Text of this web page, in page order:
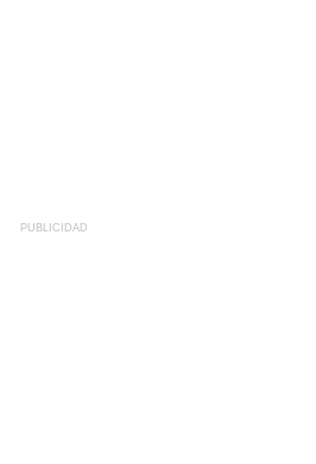
PUBLICIDAD